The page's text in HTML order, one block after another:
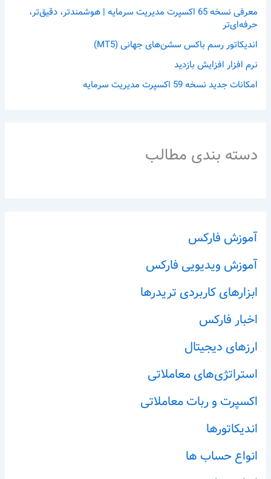
معرفی نسخه 65 اکسپرت مدیریت سرمایه | هوشمندتر، دقیق‌تر،
حرفه‌ای‌تر
اندیکاتور رسم باکس سشن‌های جهانی (MT5)
نرم افزار افزایش بازدید
امکانات جدید نسخه 59 اکسپرت مدیریت سرمایه
دسته بندی مطالب
آموزش فارکس
آموزش ویدیویی فارکس
ابزارهای کاربردی تریدرها
اخبار فارکس
ارزهای دیجیتال
استراتژی‌های معاملاتی
اکسپرت و ربات معاملاتی
اندیکاتورها
انواع حساب ها